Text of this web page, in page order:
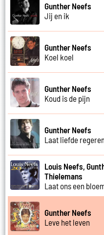
Gunther Neefs
Jij en ik
Gunther Neefs
Koel koel
Gunther Neefs
Koud is de pijn
Gunther Neefs
Laat liefde
Louis Neefs,
Thielemans
Laat ons een
Gunther Neefs
Leve het leven